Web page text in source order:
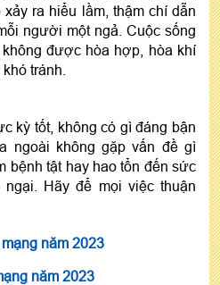
ra hiểu lầm, thậm chí dẫn
người một ngả. Cuộc sống
được hòa hợp, hòa khí
tránh.
kỳ tốt, không có gì đáng bận
ngoài không gặp vấn đề gì
bệnh tật hay hao tổn đến sức
Hãy để mọi việc thuận
năm 2023
năm 2023